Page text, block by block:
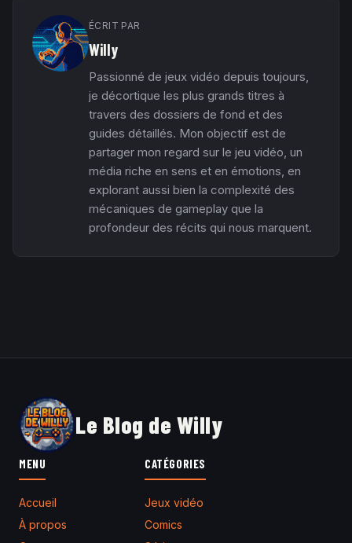
ÉCRIT PAR
Willy
Passionné de jeux vidéo depuis toujours,
je décortique les plus grands titres à
travers des dossiers de fond et des
guides détaillés. Mon objectif est de
partager mon regard sur le jeu vidéo, un
média riche en sens et en émotions, en
explorant aussi bien la complexité des
mécaniques de gameplay que la
profondeur des récits qui nous marquent.
Le Blog de Willy
MENU
Accueil
À propos
CATÉGORIES
Jeux vidéo
Comics